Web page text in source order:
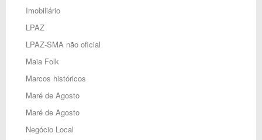
Imobiliário
LPAZ
LPAZ-SMA não oficial
Maia Folk
Marcos históricos
Maré de Agosto
Maré de Agosto
Negócio Local